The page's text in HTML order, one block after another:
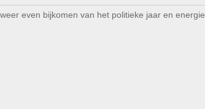
even bijkomen van het politieke jaar en energie